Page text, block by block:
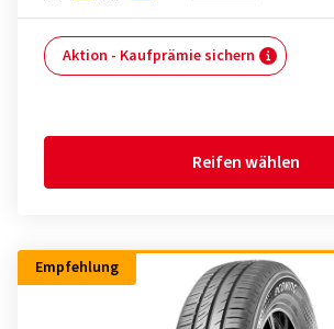
Aktion - Kaufprämie sichern
Reifen wählen
Empfehlung